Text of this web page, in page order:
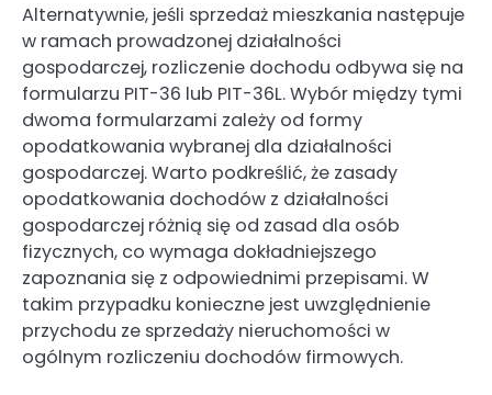
Alternatywnie, jeśli sprzedaż mieszkania następuje
w ramach prowadzonej działalności
gospodarczej, rozliczenie dochodu odbywa się na
formularzu PIT-36 lub PIT-36L. Wybór między tymi
dwoma formularzami zależy od formy
opodatkowania wybranej dla działalności
gospodarczej. Warto podkreślić, że zasady
opodatkowania dochodów z działalności
gospodarczej różnią się od zasad dla osób
fizycznych, co wymaga dokładniejszego
zapoznania się z odpowiednimi przepisami. W
takim przypadku konieczne jest uwzględnienie
przychodu ze sprzedaży nieruchomości w
ogólnym rozliczeniu dochodów firmowych.